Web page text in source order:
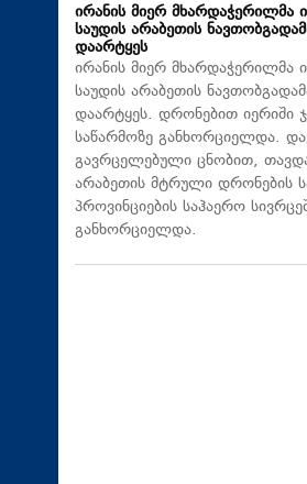
ირანის მიერ მხარდაჭერილმა
საუდის არაბეთის
დაარტყეს
ირანის მიერ მხარდაჭერილმა
საუდის არაბეთის
დაარტყეს. დრონებით იერიში
საწარმოზე განხორციელდა.
გავრცელებული ცნობით,
არაბეთის მტრული დრონების
პროვინციების საჰაერო
განხორციელდა.